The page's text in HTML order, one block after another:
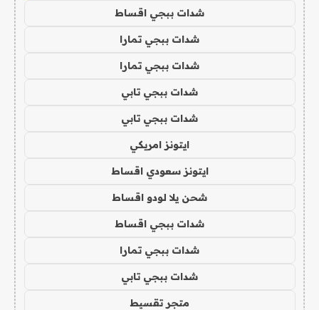
شدات ببجي اقساط
شدات ببجي تمارا
شدات ببجي تمارا
شدات ببجي تابي
شدات ببجي تابي
ايتونز امريكي
ايتونز سعودي اقساط
شحن يلا لودو اقساط
شدات ببجي اقساط
شدات ببجي تمارا
شدات ببجي تابي
متجر تقسيط